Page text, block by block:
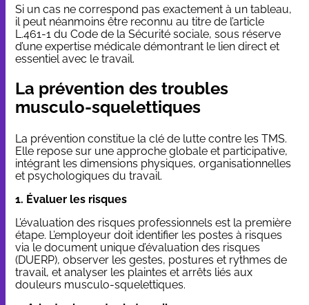
Si un cas ne correspond pas exactement à un tableau,
il peut néanmoins être reconnu au titre de l’article
L.461-1 du Code de la Sécurité sociale, sous réserve
d’une expertise médicale démontrant le lien direct et
essentiel avec le travail.
La prévention des troubles
musculo-squelettiques
La prévention constitue la clé de lutte contre les TMS.
Elle repose sur une approche globale et participative,
intégrant les dimensions physiques, organisationnelles
et psychologiques du travail.
1. Évaluer les risques
L’évaluation des risques professionnels est la première
étape. L’employeur doit identifier les postes à risques
via le document unique d’évaluation des risques
(DUERP), observer les gestes, postures et rythmes de
travail, et analyser les plaintes et arrêts liés aux
douleurs musculo-squelettiques.